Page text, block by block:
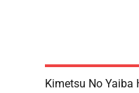
Kimetsu No Yaiba